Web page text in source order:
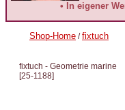
• In eigener
Shop-Home /fixtuch
fixtuch - Geometrie marine
[25-1188]